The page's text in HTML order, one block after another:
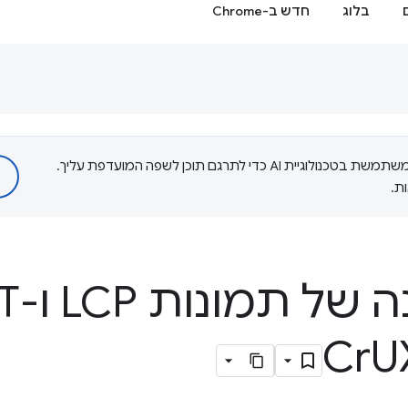
בלוג חדש ב-Chrome
‫Google משתמשת בטכנולוגיית AI כדי לתרגם תוכן לשפה המועדפת עליך.